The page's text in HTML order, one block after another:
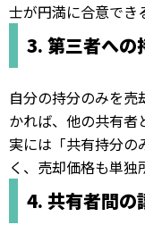
士が円満に合意でき
3. 第三者への
自分の持分のみを売
かれば、他の共有者
実には「共有持分の
く、売却価格も単独
4. 共有者間の